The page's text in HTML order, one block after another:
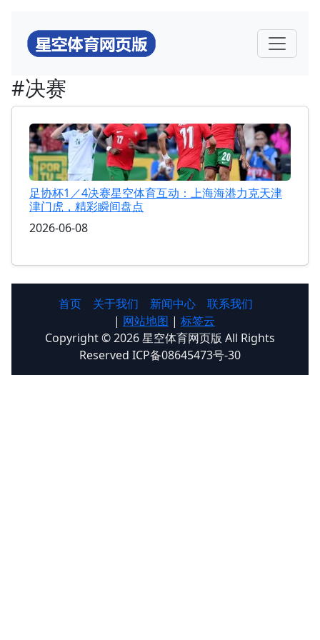
#决赛
足协杯1／4决赛星空体育互动：上海海港力克天津
津门虎，精彩瞬间盘点
2026-06-08
首页 关于我们 新闻中心
联系我们
| 网站地图 | 标签云
Copyright © 2026 星空体育网页版 All Rights
Reserved ICP备08645473号-30